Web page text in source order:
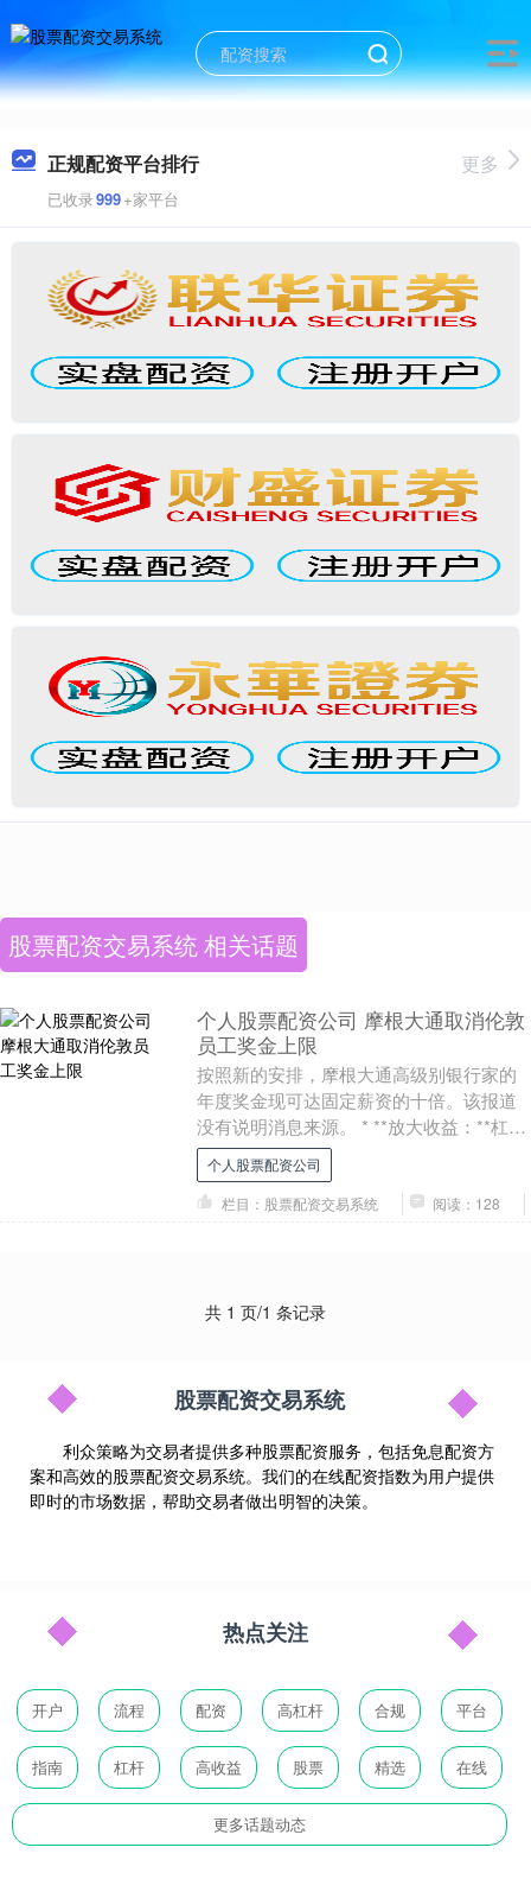
正规配资平台排行
已收录999+家平台
更多
股票配资交易系统 相关话题
个人股票配资公司 摩根大通取消伦敦
员工奖金上限
按照新的安排，摩根大通高级别银行家的
年度奖金现可达固定薪资的十倍。该报道
没有说明消息来源。 * **放大收益：**杠杆
资金的加持，让投资者以小博大，获得更
高的收....
个人股票配资公司
栏目：股票配资交易系统
阅读：128
共 1 页/1 条记录
股票配资交易系统
利众策略为交易者提供多种股票配资服务，包括免息配资方
案和高效的股票配资交易系统。我们的在线配资指数为用户提供
即时的市场数据，帮助交易者做出明智的决策。
热点关注
开户 流程 配资 高杠杆 合规 平台
指南 杠杆 高收益 股票 精选 在线
更多话题动态